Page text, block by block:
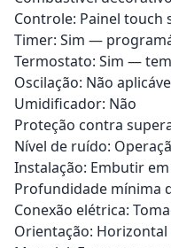
Controle: Painel
Timer: Sim —
Termostato: Sim —
Oscilação: Não
Umidificador: Não
Proteção contra
Nível de ruído:
Instalação: Embutir
Profundidade mínima
Conexão elétrica:
Orientação: